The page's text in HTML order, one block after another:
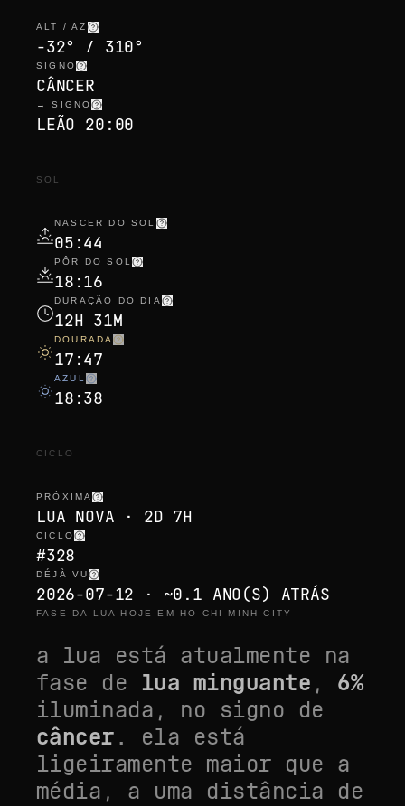
ALT / AZ
-32° / 310°
SIGNO
CÂNCER
→ SIGNO
LEÃO 20:00
SOL
NASCER DO SOL
05:44
PÔR DO SOL
18:16
DURAÇÃO DO DIA
12H 31M
DOURADA
17:47
AZUL
18:38
CICLO
PRÓXIMA
LUA NOVA · 2D 7H
CICLO
#328
DÉJÀ VU
2026-07-12 · ~0.1 ANO(S) ATRÁS
FASE DA LUA HOJE EM HO CHI MINH CITY
a lua está atualmente na
fase de lua minguante , 6%
iluminada, no signo de
câncer. ela está
ligeiramente maior que a
média , a uma distância de